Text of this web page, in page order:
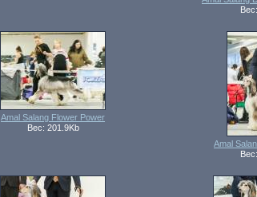
Amal Salang Flower Power
Вес: 201.9Kb
Amal